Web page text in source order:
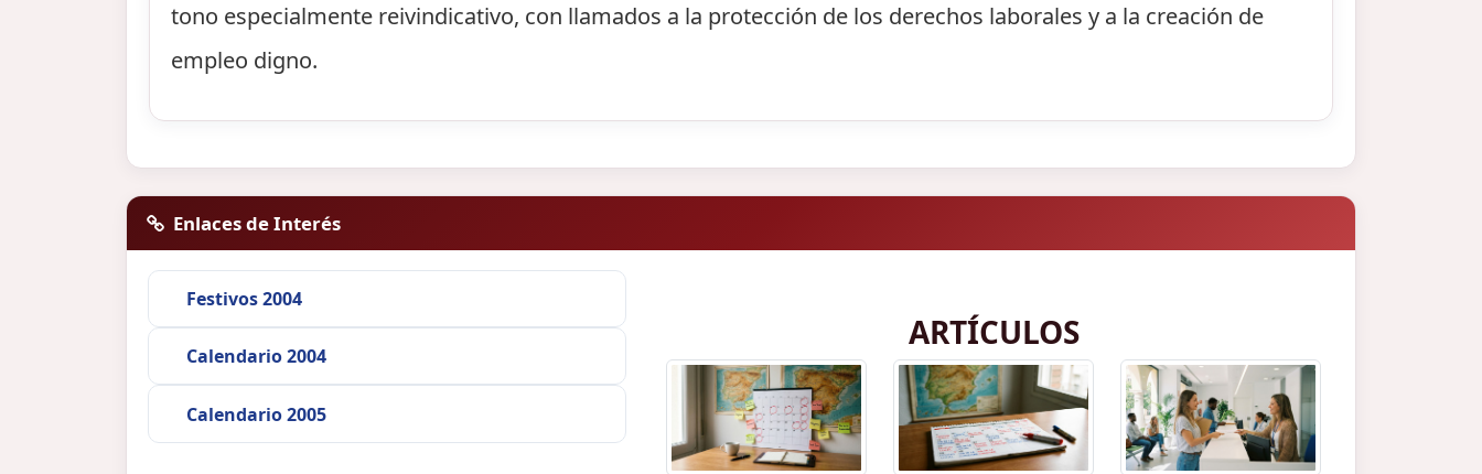
tono especialmente reivindicativo, con llamados a la protección de los derechos laborales y a la creación de
empleo digno.
Enlaces de Interés
Festivos 2004
Calendario 2004
Calendario 2005
ARTÍCULOS